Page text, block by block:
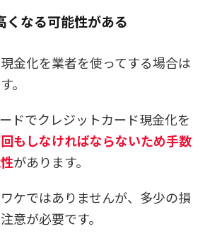
くなる可能性がある
金化を業者を使ってする場合は
。
ドでクレジットカード現金化を
もしなければならないため手数
があります。
ケではありませんが、多少の損
意が必要です。